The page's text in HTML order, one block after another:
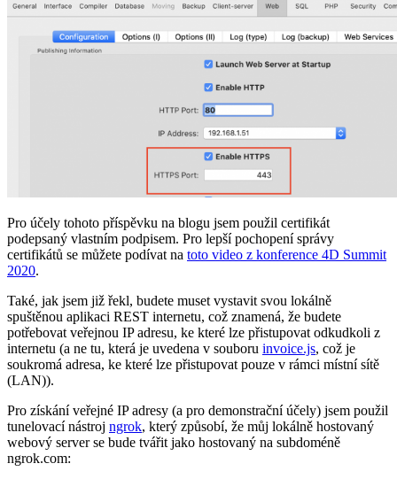
Pro účely tohoto příspěvku na blogu jsem použil certifikát
podepsaný vlastním podpisem. Pro lepší pochopení správy
certifikátů se můžete podívat na toto video z konference 4D Summit
2020.
Také, jak jsem již řekl, budete muset vystavit svou lokálně
spuštěnou aplikaci REST internetu, což znamená, že budete
potřebovat veřejnou IP adresu, ke které lze přistupovat odkudkoli z
internetu (a ne tu, která je uvedena v souboru invoice.js, což je
soukromá adresa, ke které lze přistupovat pouze v rámci místní sítě
(LAN)).
Pro získání veřejné IP adresy (a pro demonstrační účely) jsem použil
tunelovací nástroj ngrok, který způsobí, že můj lokálně hostovaný
webový server se bude tvářit jako hostovaný na subdoméně
ngrok.com: